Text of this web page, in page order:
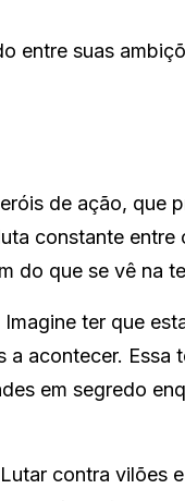
entre suas
de ação, que
constante entre
do que se vê na
Imagine ter que
a acontecer. Essa
em segredo
contra vilões